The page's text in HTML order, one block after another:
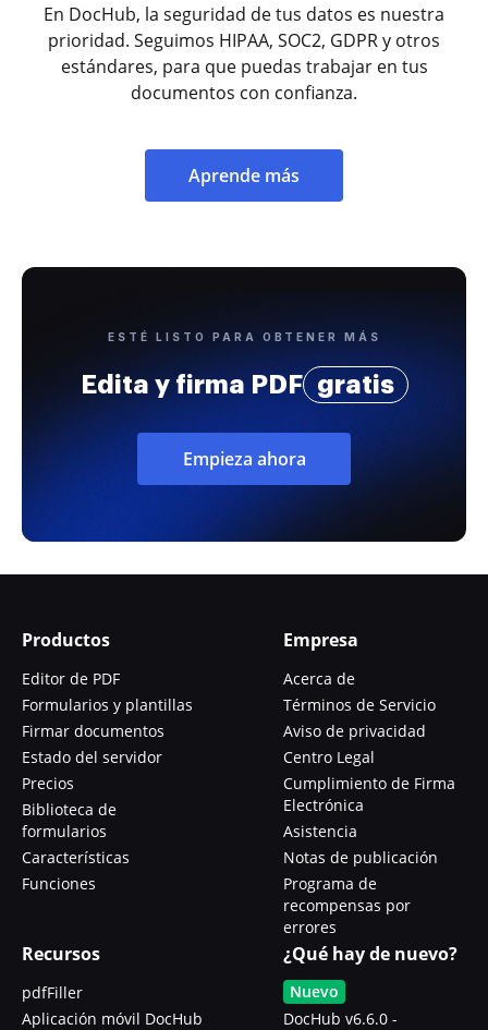
En DocHub, la seguridad de tus datos es nuestra
prioridad. Seguimos HIPAA, SOC2, GDPR y otros
estándares, para que puedas trabajar en tus
documentos con confianza.
Aprende más
ESTÉ LISTO PARA OBTENER MÁS
Edita y firma PDF gratis
Empieza ahora
Productos
Editor de PDF
Formularios y plantillas
Firmar documentos
Estado del servidor
Precios
Biblioteca de
formularios
Características
Funciones
Empresa
Acerca de
Términos de Servicio
Aviso de privacidad
Centro Legal
Cumplimiento de Firma
Electrónica
Asistencia
Notas de publicación
Programa de
recompensas por
errores
Recursos
pdfFiller
Aplicación móvil DocHub
¿Qué hay de nuevo?
Nuevo
DocHub v6.6.0 -